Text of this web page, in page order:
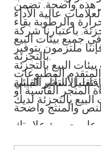
هذه واضحة. تضمن
والرطوبة بقاء
جميع بيئات البيع
بالتجزئة.
المطبوعات
القاسية أو
والمنتج واضحة
على صورة علامتك
التجارية.
عالية الأداء
باعتبارنا شركة
ملتزمون بتوفير
البيع بالتجزئة
الأسعار القابلة